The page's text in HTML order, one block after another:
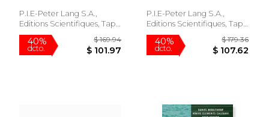
Bo
P.I.E-Peter Lang S.A.,
Editions Scientifiques, Tapa
Blanda, Nuevo
(1919-1975) (en
Francés)
Stanislas
P.I.E-Peter Lang S.A.,
Editions Scientifiques, Tapa
Blanda, Nuevo